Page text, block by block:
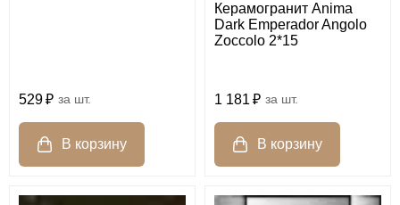
529 шт.
Керамогранит Anima
Dark Emperador Angolo
Zoccolo 2*15
1 181 шт.